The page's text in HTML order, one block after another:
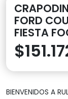
FORD
FIESTA
$
BIENVENIDOS A